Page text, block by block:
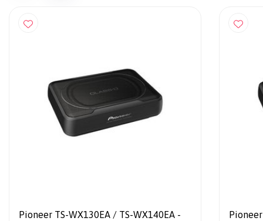
Pioneer TS-WX130EA / TS-WX140EA -